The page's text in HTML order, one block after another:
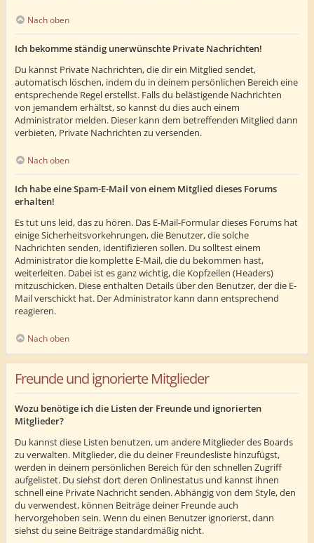
Nach oben
Ich bekomme ständig unerwünschte Private Nachrichten!
Du kannst Private Nachrichten, die dir ein Mitglied sendet,
automatisch löschen, indem du in deinem persönlichen Bereich eine
entsprechende Regel erstellst. Falls du belästigende Nachrichten
von jemandem erhältst, so kannst du dies auch einem
Administrator melden. Dieser kann dem betreffenden Mitglied dann
verbieten, Private Nachrichten zu versenden.
Nach oben
Ich habe eine Spam-E-Mail von einem Mitglied dieses Forums
erhalten!
Es tut uns leid, das zu hören. Das E-Mail-Formular dieses Forums hat
einige Sicherheitsvorkehrungen, die Benutzer, die solche
Nachrichten senden, identifizieren sollen. Du solltest einem
Administrator die komplette E-Mail, die du bekommen hast,
weiterleiten. Dabei ist es ganz wichtig, die Kopfzeilen (Headers)
mitzuschicken. Diese enthalten Details über den Benutzer, der die E-
Mail verschickt hat. Der Administrator kann dann entsprechend
reagieren.
Nach oben
Freunde und ignorierte Mitglieder
Wozu benötige ich die Listen der Freunde und ignorierten
Mitglieder?
Du kannst diese Listen benutzen, um andere Mitglieder des Boards
zu verwalten. Mitglieder, die du deiner Freundesliste hinzufügst,
werden in deinem persönlichen Bereich für den schnellen Zugriff
aufgelistet. Du siehst dort deren Onlinestatus und kannst ihnen
schnell eine Private Nachricht senden. Abhängig von dem Style, den
du verwendest, können Beiträge deiner Freunde auch
hervorgehoben sein. Wenn du einen Benutzer ignorierst, dann
siehst du seine Beiträge standardmäßig nicht.